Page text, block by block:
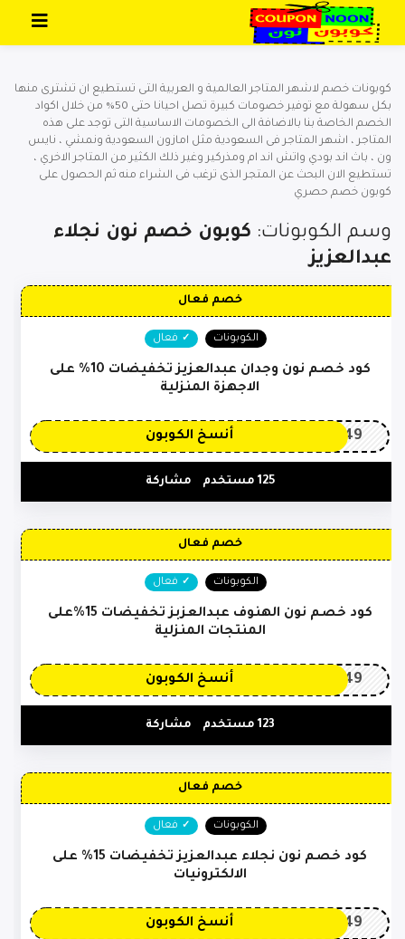
كوبونات خصم لاشهر المتاجر العالمية و العربية التى تستطيع ان تشترى منها
بكل سهولة مع توفير خصومات كبيرة تصل احيانا حتى 50% من خلال اكواد
الخصم الخاصة بنا بالاضافة الى الخصومات الاساسية التى توجد على هذه
المتاجر ، اشهر المتاجر فى السعودية مثل امازون السعودية ونمشي ، نايس
ون ، باث اند بودي واتش اند ام ومذركير وغير ذلك الكثير من المتاجر الاخري ،
تستطيع الان البحث عن المتجر الذى ترغب فى الشراء منه ثم الحصول على
كوبون خصم حصري
وسم الكوبونات: كوبون خصم نون نجلاء
عبدالعزيز
خصم فعال
الكوبونات فعال
كود خصم نون وجدان عبدالعزيز تخفيضات 10% على
الاجهزة المنزلية
OP149 أنسخ الكوبون
125 مستخدم مشاركة
خصم فعال
الكوبونات فعال
كود خصم نون الهنوف عبدالعزبز تخفيضات 15%على
المنتجات المنزلية
OP149 أنسخ الكوبون
123 مستخدم مشاركة
خصم فعال
الكوبونات فعال
كود خصم نون نجلاء عبدالعزيز تخفيضات 15% على
الالكترونيات
OP149 أنسخ الكوبون